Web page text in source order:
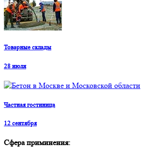
Товарные склады
28 июля
Частная гостиница
12 сентября
Сфера приминения: